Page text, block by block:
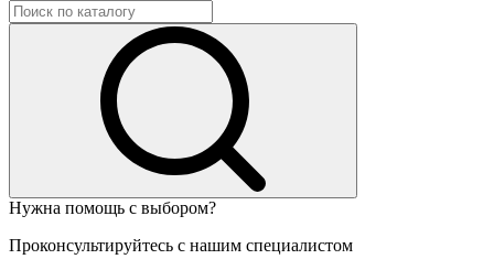
Нужна помощь с выбором?
Проконсультируйтесь с нашим специалистом